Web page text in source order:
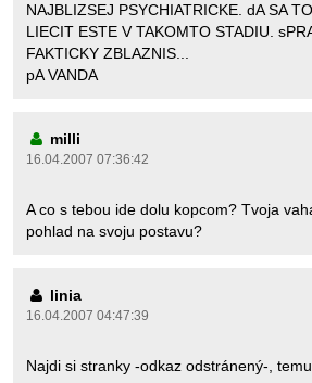
NAJBLIZSEJ PSYCHIATRICKE. dA SA
LIECIT ESTE V TAKOMTO STADIU.
FAKTICKY ZBLAZNIS...
pA VANDA
milli
16.04.2007 07:36:42
A co s tebou ide dolu kopcom? Tvoja
pohlad na svoju postavu?
linia
16.04.2007 04:47:39
Najdi si stranky -odkaz odstránený-,